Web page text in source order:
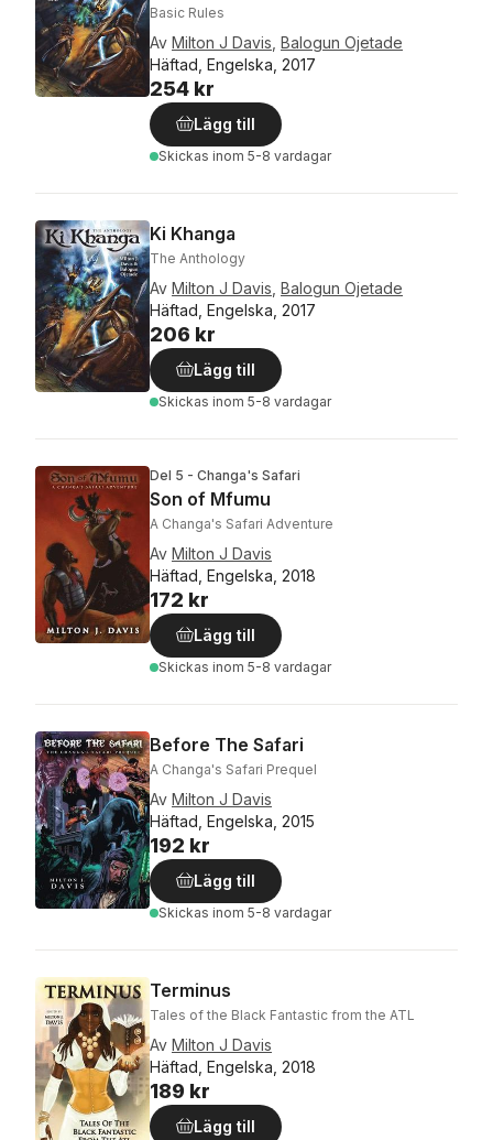
Basic Rules
Av Milton J Davis Balogun Ojetade
Häftad, Engelska, 2017
254 kr
Lägg till
Skickas inom 5-8 vardagar
Ki Khanga
The Anthology
Av Milton J Davis Balogun Ojetade
Häftad, Engelska, 2017
206 kr
Lägg till
Skickas inom 5-8 vardagar
Del 5 - Changa's Safari
Son of Mfumu
A Changa's Safari Adventure
Av Milton J Davis
Häftad, Engelska, 2018
172 kr
Lägg till
Skickas inom 5-8 vardagar
Before The Safari
A Changa's Safari Prequel
Av Milton J Davis
Häftad, Engelska, 2015
192 kr
Lägg till
Skickas inom 5-8 vardagar
Terminus
Tales of the Black Fantastic from the ATL
Av Milton J Davis
Häftad, Engelska, 2018
189 kr
Lägg till